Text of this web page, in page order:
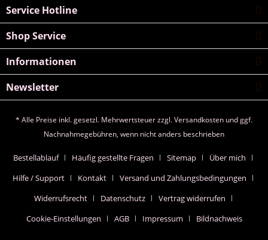
Service Hotline
Shop Service
Informationen
Newsletter
* Alle Preise inkl. gesetzl. Mehrwertsteuer zzgl.Versandkosten und ggf.
Nachnahmegebühren, wenn nicht anders beschrieben
Bestellablauf Häufig gestellte Fragen Sitemap
Über mich
Hilfe / Support
Kontakt
Versand und Zahlungsbedingungen
Widerrufsrecht
Datenschutz
Vertrag widerrufen
Cookie-Einstellungen
AGB Impressum Bildnachweis